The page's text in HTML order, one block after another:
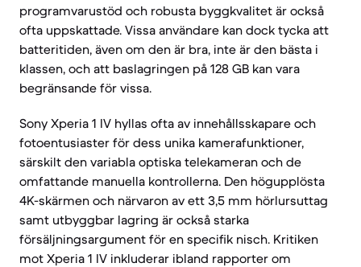
programvarustöd och robusta byggkvalitet är också
ofta uppskattade. Vissa användare kan dock tycka att
batteritiden, även om den är bra, inte är den bästa i
klassen, och att baslagringen på 128 GB kan vara
begränsande för vissa.
Sony Xperia 1 IV hyllas ofta av innehållsskapare och
fotoentusiaster för dess unika kamerafunktioner,
särskilt den variabla optiska telekameran och de
omfattande manuella kontrollerna. Den högupplösta
4K-skärmen och närvaron av ett 3,5 mm hörlursuttag
samt utbyggbar lagring är också starka
försäljningsargument för en specifik nisch. Kritiken
mot Xperia 1 IV inkluderar ibland rapporter om